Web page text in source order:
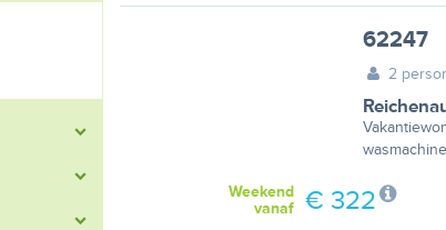
62247
2
Weekend
vanaf
€ 322